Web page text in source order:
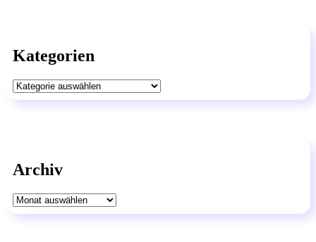
Kategorien
Kategorien
Archiv
Archiv